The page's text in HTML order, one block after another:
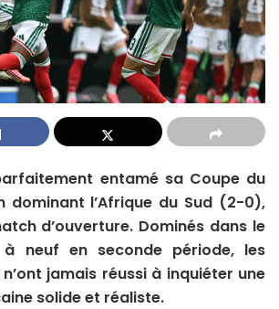
entamé sa Coupe du
dominant l’Afrique du Sud (2-0),
d’ouverture. Dominés dans le
neuf en seconde période, les
jamais réussi à inquiéter une
solide et réaliste.